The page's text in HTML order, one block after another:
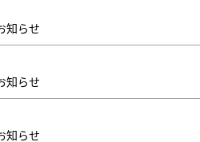
知らせ
知らせ
知らせ